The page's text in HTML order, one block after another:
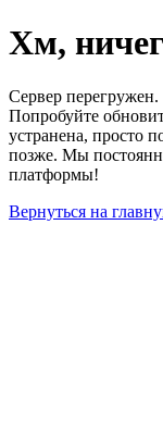
Хм,
Сервер перегружен.
Попробуйте
устранена, просто
позже. Мы
платформы!
Вернуться на